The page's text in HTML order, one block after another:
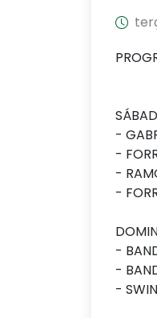
-
-
-
-
-
-
-